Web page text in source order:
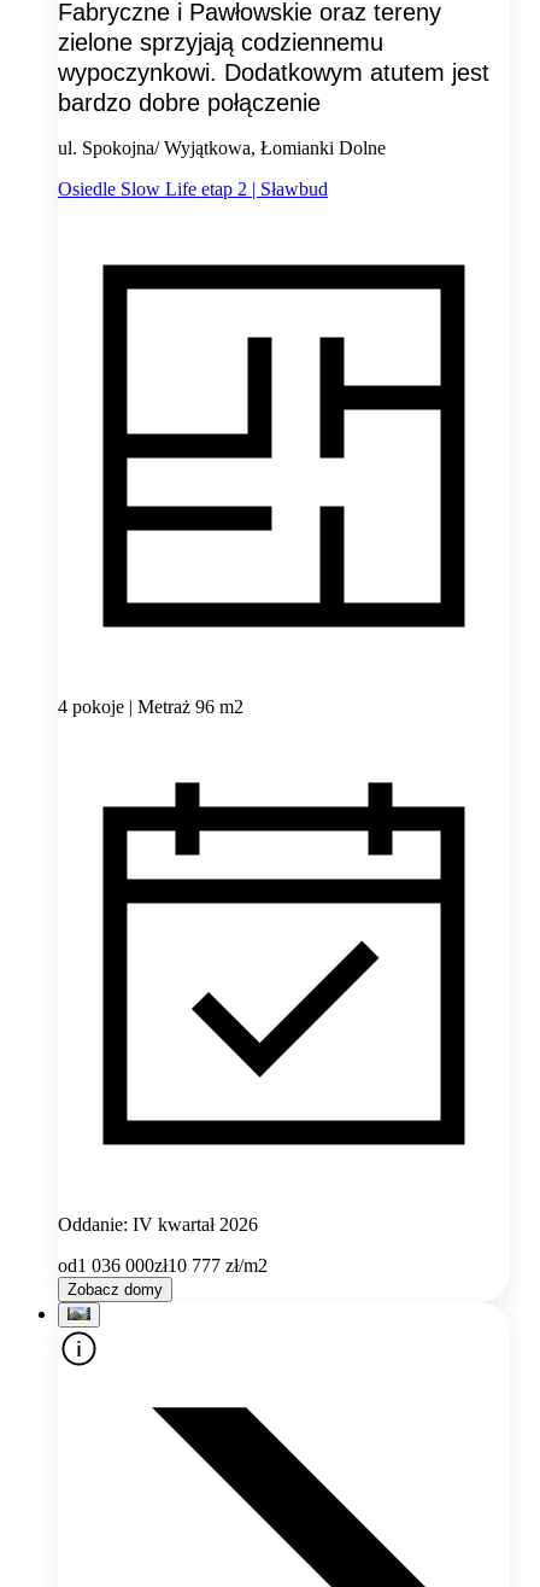
Fabryczne i Pawłowskie oraz tereny
zielone sprzyjają codziennemu
wypoczynkowi. Dodatkowym atutem jest
bardzo dobre połączenie
ul. Spokojna/ Wyjątkowa, Łomianki Dolne
Osiedle Slow Life etap 2 | Sławbud
4 pokoje | Metraż 96 m2
Oddanie: IV kwartał 2026
od1 036 000zł10 777 zł/m2
Zobacz domy